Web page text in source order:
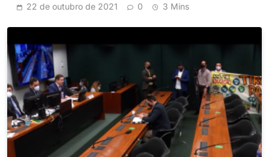
22 de outubro de 2021 0 3 Mins